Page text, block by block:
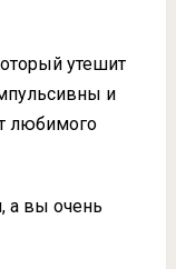
утешит
и
любимого
а вы очень